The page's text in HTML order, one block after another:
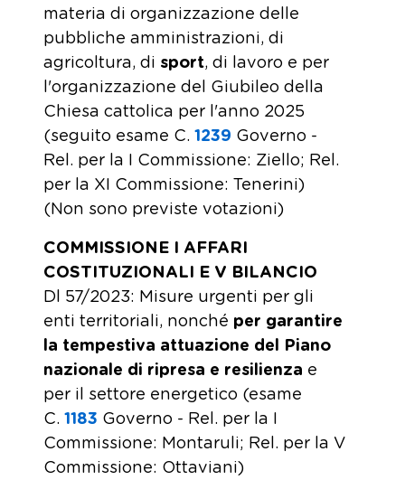
materia di organizzazione delle
pubbliche amministrazioni, di
agricoltura, di sport, di lavoro e per
l'organizzazione del Giubileo della
Chiesa cattolica per l'anno 2025
(seguito esame C. 1239 ​ Governo -
Rel. per la I Commissione: Ziello; Rel.
per la XI Commissione: Tenerini)
(Non sono previste votazioni)
COMMISSIONE I AFFARI
COSTITUZIONALI E V BILANCIO
Dl 57/2023: Misure urgenti per gli
enti territoriali, nonché per garantire
la tempestiva attuazione del Piano
nazionale di ripresa e resilienza e
per il settore energetico (esame
C. 1183 ​ Governo - Rel. per la I
Commissione: Montaruli; Rel. per la V
Commissione: Ottaviani)